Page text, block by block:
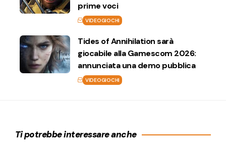
prime voci
VIDEOGIOCHI
Tides of Annihilation sarà
giocabile alla Gamescom 2026:
annunciata una demo pubblica
VIDEOGIOCHI
Ti potrebbe interessare anche